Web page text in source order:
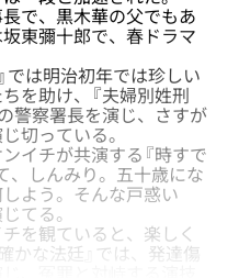
で、黒木華の父でもあ
東彌十郎で、春ドラマ
では明治初年では珍しい
を助け、『夫婦別姓刑
警察署長を演じ、さすが
切っている。
イチが共演する『時すで
、しんみり。五十歳にな
よう。そんな戸惑い
てる。
を観ていると、楽しく
かな法廷』では、発達傷